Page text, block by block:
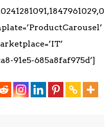
91e5-685a8faf975d’]